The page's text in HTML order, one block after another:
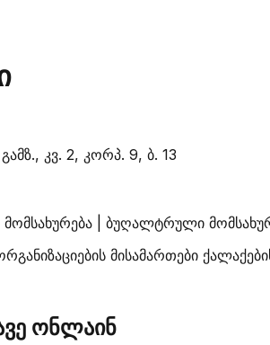
კვ. 2, კორპ. 9, ბ. 13
| ბუღალტრული
მისამართები
ონლაინ